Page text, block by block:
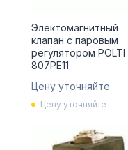
Электомагнитный
клапан с паровым
регулятором POLTI
807PE11
Цену уточняйте
Цену уточняйте